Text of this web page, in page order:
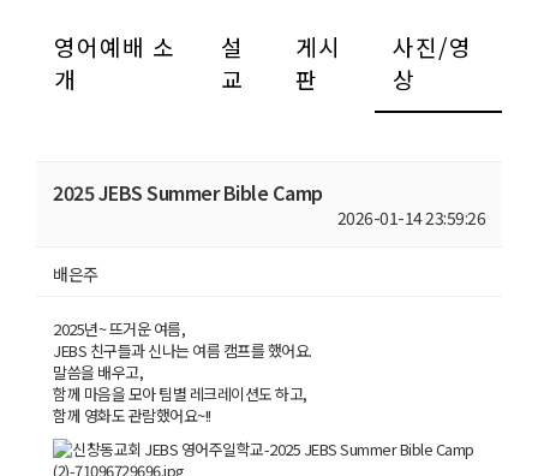
영어예배 소
개
설
교
게시
판
사진/영
상
2025 JEBS Summer Bible Camp
2026-01-14 23:59:26
배은주
2025년~ 뜨거운 여름,
JEBS 친구들과 신나는 여름 캠프를 했어요.
말씀을 배우고,
함께 마음을 모아 팀별 레크레이션도 하고,
함께 영화도 관람했어요~!!